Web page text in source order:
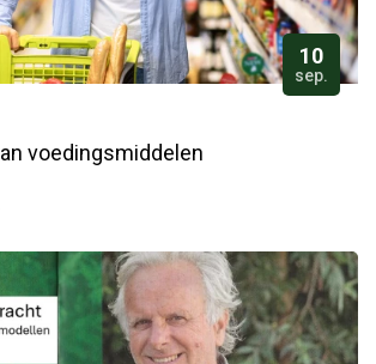
10
sep.
voedingsmiddelen